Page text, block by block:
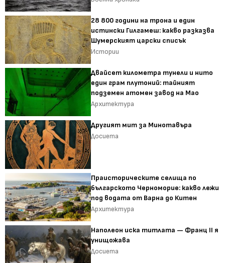
28 800 години на трона и един
истински Гилгамеш: какво разказва
Шумерският царски списък
Истории
Двайсет километра тунели и нито
един грам плутоний: тайният
подземен атомен завод на Мао
Архитектура
Другият мит за Минотавъра
Досиета
Праисторическите селища по
българското Черноморие: какво лежи
под водата от Варна до Китен
Архитектура
Наполеон иска титлата — Франц II я
унищожава
Досиета